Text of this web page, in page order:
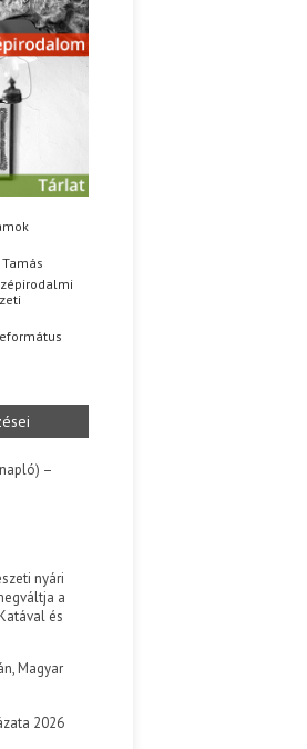
–
nyári
a
és
Magyar
2026